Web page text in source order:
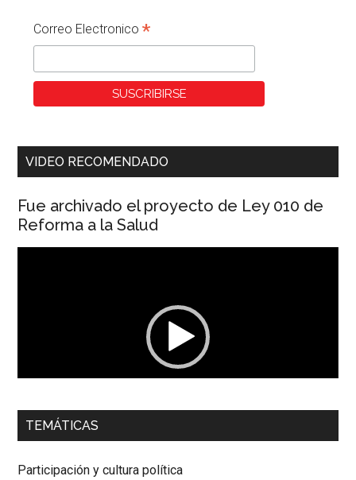
Correo Electronico*
VIDEO RECOMENDADO
Fue archivado el proyecto de Ley 010 de
Reforma a la Salud
00:00 01:04
Dra. Carolina Corcho Mejía,Presidenta Corporación
TEMÁTICAS
Participación y cultura política